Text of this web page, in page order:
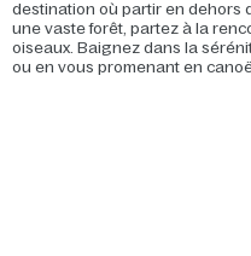
destination où partir en dehors
une vaste forêt, partez à la
oiseaux. Baignez dans la
ou en vous promenant en